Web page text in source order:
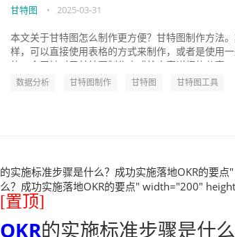
甘特图 • 2025-03-31
本文关于甘特图怎么制作更方便？甘特图制作方法
样，可以直接使用表格的方式来制作，或者是使用
数据分析 甘特图制作 甘特图 甘特图工具
的实施标准步骤是什么？成功实施落地OKR的要点
么？成功实施落地OKR的要点" width="200"
[置顶]
OKR的实施标准步骤是什